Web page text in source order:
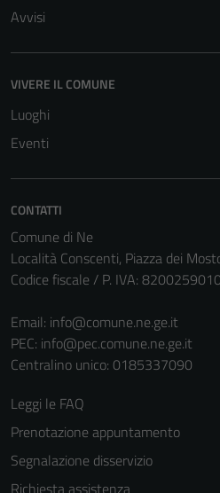
Avvisi
VIVERE IL COMUNE
Luoghi
Eventi
CONTATTI
Comune di Ne
Località Conscenti, Piazza dei
Codice fiscale / P. IVA:
Email: info@comune.ne.ge.it
PEC: info@pec.comune.ne.ge.it
Centralino unico: 0185337090
Leggi le FAQ
Prenotazione appuntamento
Segnalazione disservizio
Richiesta assistenza